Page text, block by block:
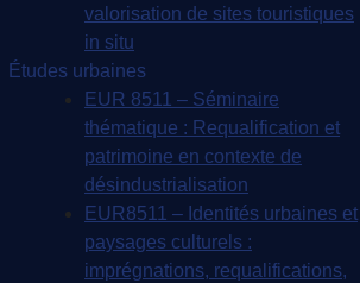
valorisation de sites touristiques
in situ
Études urbaines
EUR 8511 – Séminaire
thématique : Requalification et
patrimoine en contexte de
désindustrialisation
EUR8511 – Identités urbaines et
paysages culturels :
imprégnations, requalifications,